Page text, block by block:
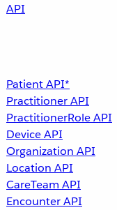
API
Patient API*
Practitioner API
PractitionerRole API
Device API
Organization API
Location API
CareTeam API
Encounter API